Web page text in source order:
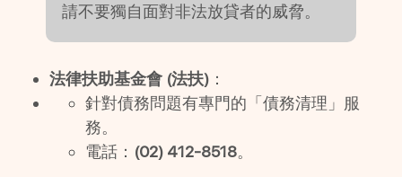
請不要獨自面對非法放貸者的威脅。
法律扶助基金會 (法扶) ：
針對債務問題有專門的「債務清理」服
務。
電話： (02) 412-8518。